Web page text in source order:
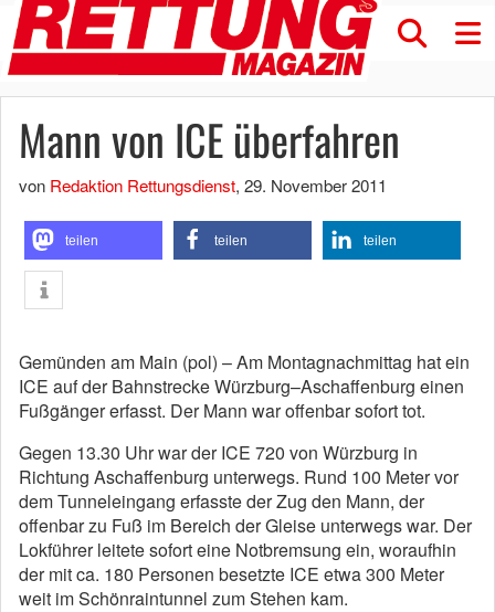
Mann von ICE überfahren
von Redaktion Rettungsdienst, 29. November 2011
teilen teilen teilen
Gemünden am Main (pol) – Am Montagnachmittag hat ein
ICE auf der Bahnstrecke Würzburg–Aschaffenburg einen
Fußgänger erfasst. Der Mann war offenbar sofort tot.
Gegen 13.30 Uhr war der ICE 720 von Würzburg in
Richtung Aschaffenburg unterwegs. Rund 100 Meter vor
dem Tunneleingang erfasste der Zug den Mann, der
offenbar zu Fuß im Bereich der Gleise unterwegs war. Der
Lokführer leitete sofort eine Notbremsung ein, woraufhin
der mit ca. 180 Personen besetzte ICE etwa 300 Meter
weit im Schönraintunnel zum Stehen kam.